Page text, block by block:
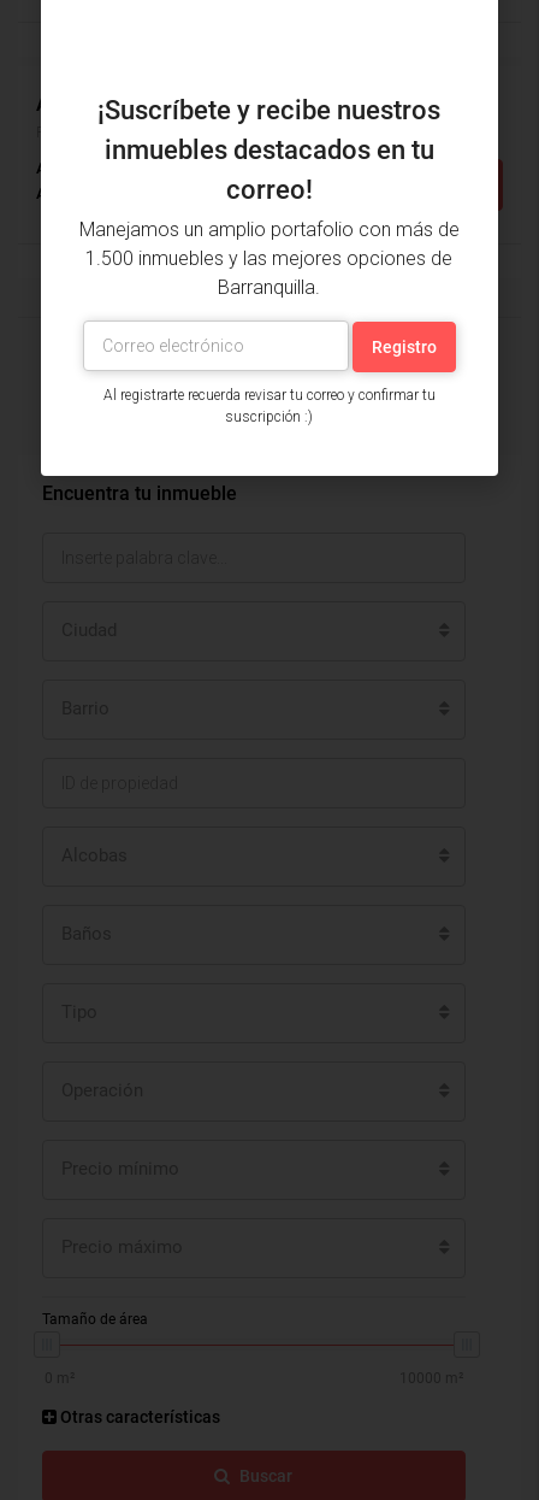
DESTACADO
Alcobas: 3
Apartamento
Encuentra tu inmueble
Tamaño de área
Otras características
Buscar
¡Suscríbete y recibe nuestros
inmuebles destacados en tu
correo!
Manejamos un amplio portafolio con más de
1.500 inmuebles y las mejores opciones de
Barranquilla.
Al registrarte recuerda revisar tu correo y confirmar tu
suscripción :)